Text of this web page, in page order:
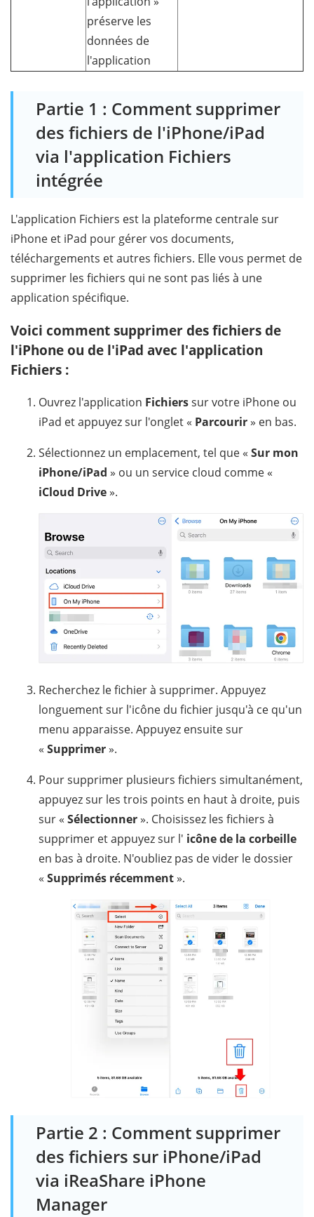
préserve les
données de
l'application
Partie 1 : Comment supprimer
des fichiers de l'iPhone/iPad
via l'application Fichiers
intégrée
L'application Fichiers est la plateforme centrale sur
iPhone et iPad pour gérer vos documents,
téléchargements et autres fichiers. Elle vous permet de
supprimer les fichiers qui ne sont pas liés à une
application spécifique.
Voici comment supprimer des fichiers de
l'iPhone ou de l'iPad avec l'application
Fichiers :
Ouvrez l'application Fichierssur votre iPhone ou
iPad et appuyez sur l'onglet « Parcourir» en bas.
Sélectionnez un emplacement, tel que « Sur mon
iPhone/iPad » ou un service cloud comme «
iCloud Drive».
Recherchez le fichier à supprimer. Appuyez
longuement sur l'icône du fichier jusqu'à ce qu'un
menu apparaisse. Appuyez ensuite sur
« Supprimer».
Pour supprimer plusieurs fichiers simultanément,
appuyez sur les trois points en haut à droite, puis
sur « Sélectionner». Choisissez les fichiers à
supprimer et appuyez sur l' icône de la corbeille
en bas à droite. N'oubliez pas de vider le dossier
« Supprimés récemment».
Partie 2 : Comment supprimer
des fichiers sur iPhone/iPad
via iReaShare iPhone
Manager